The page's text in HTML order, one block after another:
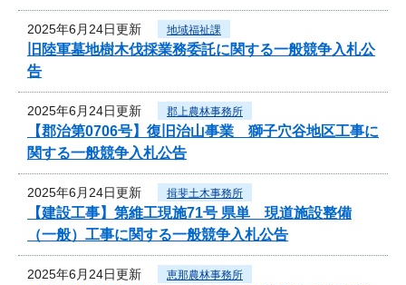
2025年6月24日更新 地域福祉課
旧陸軍墓地樹木伐採業務委託に関する一般競争入札公
告
2025年6月24日更新 郡上農林事務所
【郡治第0706号】復旧治山事業 獅子穴谷地区工事に
関する一般競争入札公告
2025年6月24日更新 揖斐土木事務所
【建設工事】第維工現施71号 県単 現道施設整備
（一般）工事に関する一般競争入札公告
2025年6月24日更新 恵那農林事務所